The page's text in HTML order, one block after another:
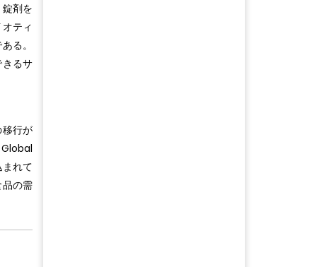
剤を
ティ
る。
るサ
行が
れて
の需